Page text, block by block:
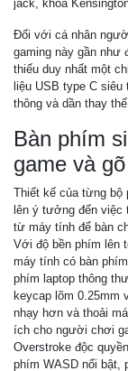
jack, khóa
Đối với cá nhân
gaming này gần như
thiếu duy nhất một
liệu USB type C
thông và dần thay
Bàn phím
game và
Thiết kế của từng
lên ý tưởng đến
từ máy tính để bàn
Với độ bền phím lên
máy tính có bàn
phím laptop thông
keycap lõm 0.25mm
nhạy hơn và thoải
ích cho người chơi
Overstroke độc
phím WASD nổi bật,